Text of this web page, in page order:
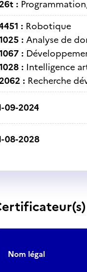
:
: Robotique
: Analyse de
:
: Intelligence
: Recherche
09-2024
08-2028
Nom légal